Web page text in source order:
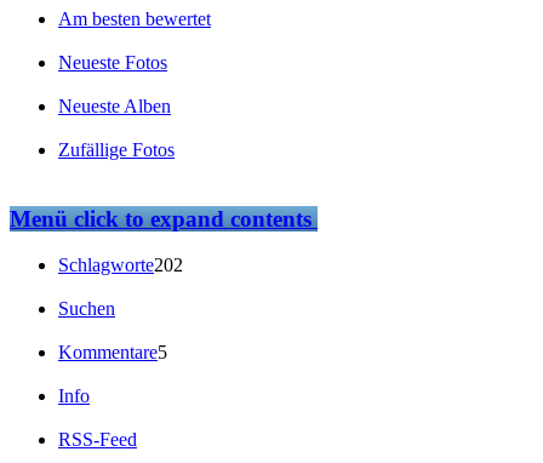
Am besten bewertet
Neueste Fotos
Neueste Alben
Zufällige Fotos
Menüclick to expand contents
Schlagworte202
Suchen
Kommentare5
Info
RSS-Feed